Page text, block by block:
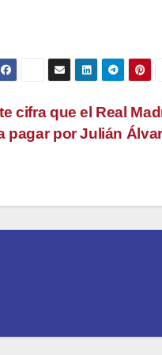
cifra que el Real
pagar por Julián